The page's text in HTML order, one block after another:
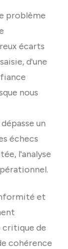
problème
écarts
d'une
nous
un
échecs
l'analyse
et
critique de
cohérence